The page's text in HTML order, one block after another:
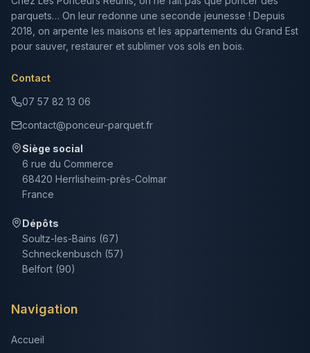
parquets… On leur redonne une seconde jeunesse ! Depuis
2018, on arpente les maisons et les appartements du Grand Est
pour sauver, restaurer et sublimer vos sols en bois.
Contact
07 57 82 13 06
contact@ponceur-parquet.fr
Siège social
6 rue du Commerce
68420 Herrlisheim-près-Colmar
France
Dépôts
Soultz-les-Bains (67)
Schneckenbusch (57)
Belfort (90)
Navigation
Accueil